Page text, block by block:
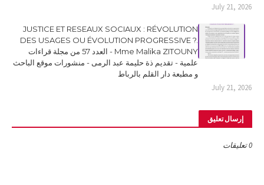
July 21, 2026
JUSTICE ET RESEAUX SOCIAUX : RÉVOLUTION
DES USAGES OU ÉVOLUTION PROGRESSIVE ?.
Mme Malika ZITOUNY - العدد 57 من مجلة قراءات
علمية - تقديم ذة حليمة عبد الرمى - منشورات موقع الباحث
و مطبعة دار القلم بالرباط
July 21, 2026
إرسال تعليق
0 تعليقات